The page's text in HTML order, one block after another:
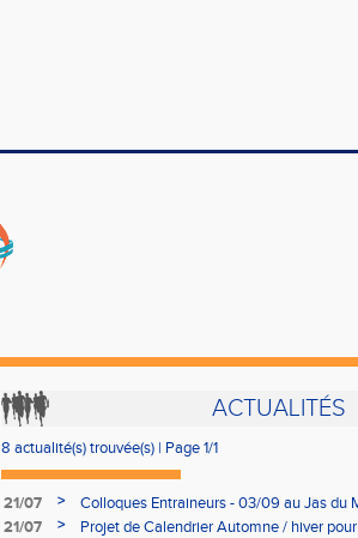
ACTUALITÉS
8 actualité(s) trouvée(s) | Page 1/1
21/07 >
Colloques Entraineurs - 03/09 au Jas du
21/07
>
Projet de Calendrier Automne / hiver